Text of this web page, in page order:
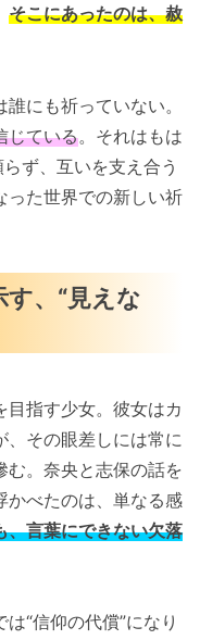
そこにあったのは、赦
にも祈っていない。
じている。それはもは
ず、互いを支え合う
た世界での新しい祈
す、“見えな
指す少女。彼女はカ
、その眼差しには常に
む。奈央と志保の話を
かべたのは、単なる感
、言葉にできない欠落
“信仰の代償”になり